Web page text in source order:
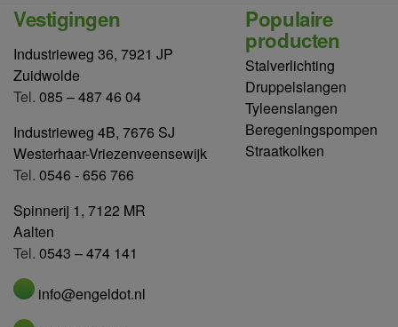
Vestigingen
Industrieweg 36, 7921 JP
Zuidwolde
Tel. 085 – 487 46 04
Industrieweg 4B, 7676 SJ
Westerhaar-Vriezenveensewijk
Tel. 0546 - 656 766
Spinnerij 1, 7122 MR
Aalten
Tel. 0543 – 474 141
info@engeldot.nl
Populaire
producten
Stalverlichting
Druppelslangen
Tyleenslangen
Beregeningspompen
Straatkolken